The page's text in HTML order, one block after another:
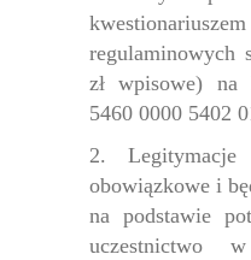
regulaminowych
zł wpisowe)
5460 0000 5402
2. Legitymacje
obowiązkowe i
na podstawie
uczestnictwo